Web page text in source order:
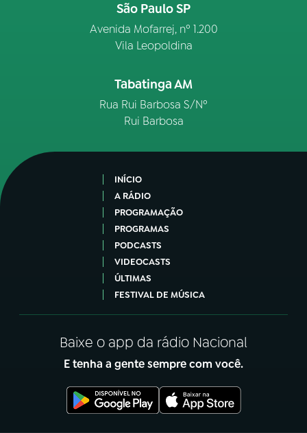
São Paulo SP
Avenida Mofarrej, nº 1.200
Vila Leopoldina
Tabatinga AM
Rua Rui Barbosa S/Nº
Rui Barbosa
INÍCIO
A RÁDIO
PROGRAMAÇÃO
PROGRAMAS
PODCASTS
VIDEOCASTS
ÚLTIMAS
FESTIVAL DE MÚSICA
Baixe o app da rádio Nacional
E tenha a gente sempre com você.